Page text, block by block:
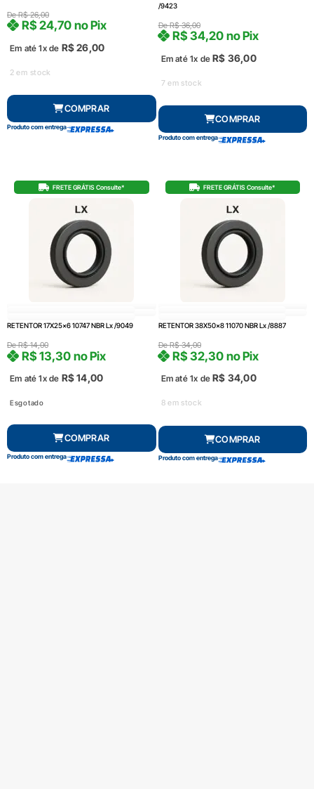
DeR$26,00
Em até 1x de R$26,00
R$24,70 no Pix
2 em stock
COMPRAR
Produto com entrega
/9423
DeR$36,00
Em até 1x deR$ 36,00
R$34,20 no Pix
7 em stock
COMPRAR
Produto com entrega
FRETE GRÁTIS Consulte*
RETENTOR 17X25x6 10747 NBR Lx /9049
DeR$14,00
Em até 1x de R$14,00
R$13,30 no Pix
Esgotado
COMPRAR
Produto com entrega
FRETE GRÁTIS Consulte*
RETENTOR 38X50x8 11070 NBR Lx /8887
DeR$34,00
Em até 1x de R$ 34,00
R$32,30 no Pix
8 em stock
COMPRAR
Produto com entrega